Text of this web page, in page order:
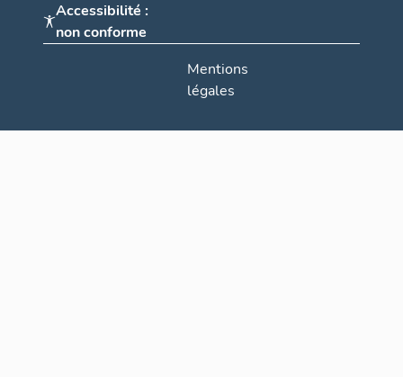
Accessibilité :
non conforme
Mentions
légales